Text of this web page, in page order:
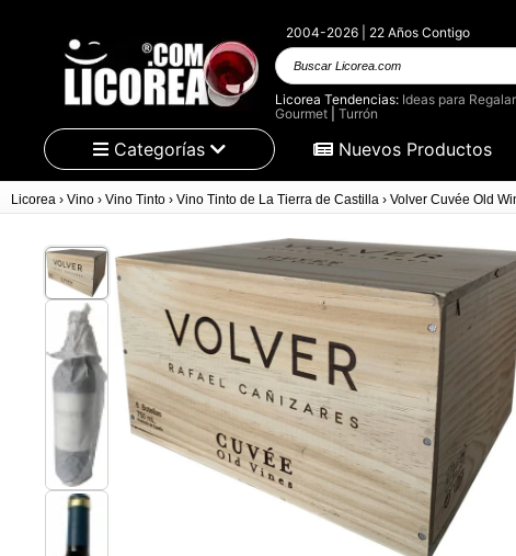
2004-2026 | 22 Años Contigo
Buscar Licorea.com
Licorea Tendencias: Ideas para Regalar
Gourmet| Turrón
Categorías Nuevos Productos
Licorea › Vino › Vino Tinto › Vino Tinto de La Tierra de Castilla › Volver Cuvée Old